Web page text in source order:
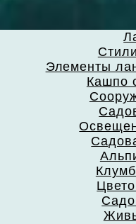
Элементы
Кашпо